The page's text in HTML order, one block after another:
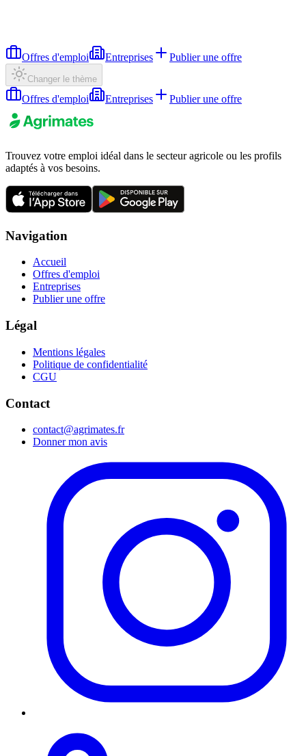
Offres d'emploi Entreprises Publier une offre
Changer le thème
Offres d'emploi Entreprises Publier une offre
Trouvez votre emploi idéal dans le secteur agricole ou les profils
adaptés à vos besoins.
Navigation
Accueil
Offres d'emploi
Entreprises
Publier une offre
Légal
Mentions légales
Politique de confidentialité
CGU
Contact
contact@agrimates.fr
Donner mon avis